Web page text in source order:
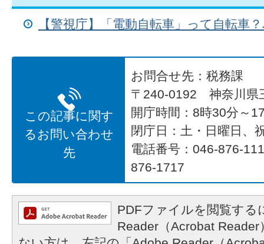
【警視庁】「電動自転車」って自転車
この記事に関す
るお問い合わせ
先
お問合せ先：税務課
〒240-0192 神奈川県
開庁時間：8時30分～
閉庁日：土・日曜日、
電話番号：046-876-
876-1717
PDFファイルを閲覧する
Reader（Acrobat